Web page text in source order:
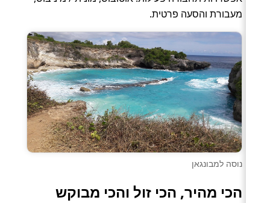
מעבורת והסעה פרטית.
נוסה למבונגאן
הכי מהיר, הכי זול והכי מבוקש